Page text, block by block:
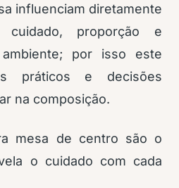
influenciam diretamente
proporção e
por isso este
práticos e decisões
na composição.
mesa de centro são o
o cuidado com cada